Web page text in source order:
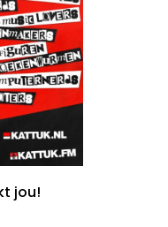
jou!